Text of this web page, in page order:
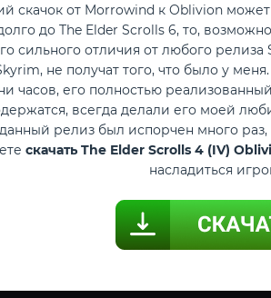
скачок от Morrowind к Oblivion
до The Elder Scrolls 6, то,
сильного отличия от любого
не получат того, что было у
часов, его полностью
всегда делали его моей
релиз был испорчен много
скачать The Elder Scrolls 4 (IV)
насладиться